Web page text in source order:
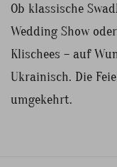
Ob klassische
Wedding Show
Klischees – auf
Ukrainisch. Die
umgekehrt.